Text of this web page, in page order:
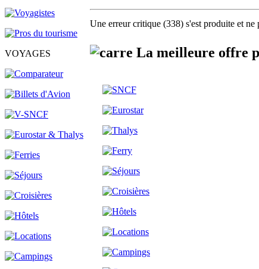
VOYAGES
Une erreur critique (338) s'est produite et
La meilleure offre